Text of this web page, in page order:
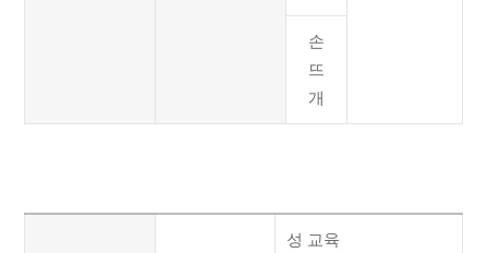
손
뜨
개
성 교육